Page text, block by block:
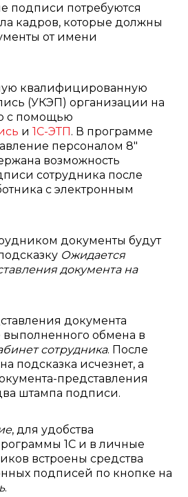
подписи потребуются
кадров, которые должны
от имени
квалифицированную
(УКЭП) организации на
с помощью
и 1С-ЭТП. В программе
персоналом 8"
возможность
сотрудника после
с электронным
документы будут
Ожидается
документа на
документа
выполненного обмена в
сотрудника. После
подсказка исчезнет, а
представления
штампа подписи.
, для удобства
1С и в личные
встроены средства
подписей по кнопке на
.